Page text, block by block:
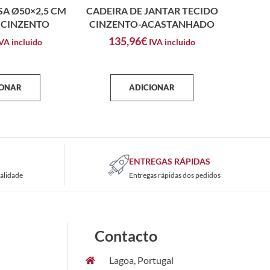
Ø50×2,5 CM
incluido
CADEIRA DE JANTAR TECIDO
CINZENTO-ACASTANHADO
135,96€ IVA incluido
ADICIONAR
ENTREGAS RÁPIDAS
Entregas rápidas dos pedidos
Contacto
Lagoa, Portugal